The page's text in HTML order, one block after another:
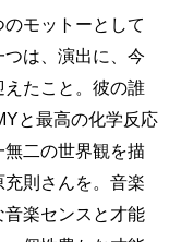
のモットーとして
は、演出に、今
たこと。彼の誰
と最高の化学反応
二の世界観を描
則さんを。音楽
楽センスと才能